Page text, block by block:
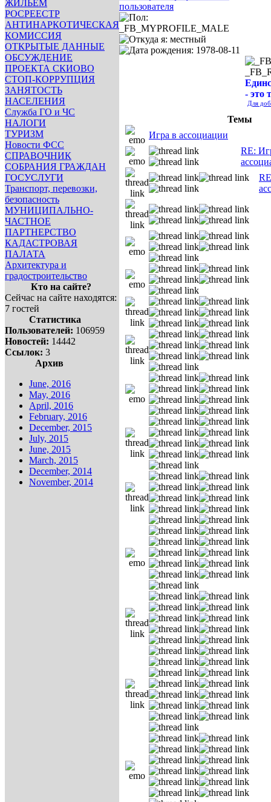
ЖИЛЬЕМ
РОСРЕЕСТР
АНТИНАРКОТИЧЕСКАЯ
КОМИССИЯ
ОТКРЫТЫЕ ДАННЫЕ
ОБСУЖДЕНИЕ
ПРОЕКТА СКИОВО
СТОП-КОРРУПЦИЯ
ЗАНЯТОСТЬ
НАСЕЛЕНИЯ
Служба ГО и ЧС
НАЛОГИ
ТУРИЗМ
Новости ФСС
СПРАВОЧНИК
СОБРАНИЯ ГРАЖДАН
ГОСУСЛУГИ
Транспорт, перевозки,
безопасность
МУНИЦИПАЛЬНО-
ЧАСТНОЕ
ПАРТНЕРСТВО
КАДАСТРОВАЯ
ПАЛАТА
Архитектура и
градостроительство
Кто на сайте?
Сейчас на сайте находятся:
7 гостей
Статистика
Пользователей: 106959
Новостей: 14442
Ссылок: 3
Архив
June, 2016
May, 2016
April, 2016
February, 2016
December, 2015
July, 2015
June, 2015
March, 2015
December, 2014
November, 2014
- это
Для
Темы
Игра в ассоциации
RE: